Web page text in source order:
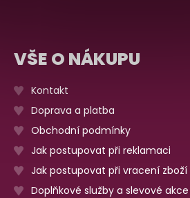
VŠE O NÁKUPU
Kontakt
Doprava a platba
Obchodní podmínky
Jak postupovat při reklamaci
Jak postupovat při vracení zboží
Doplňkové služby a slevové akce